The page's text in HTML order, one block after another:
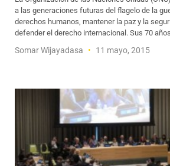
a las generaciones futuras del flagelo de la
derechos humanos, mantener la paz y la
defender el derecho internacional. Sus 70
Somar Wijayadasa 11 mayo, 2015